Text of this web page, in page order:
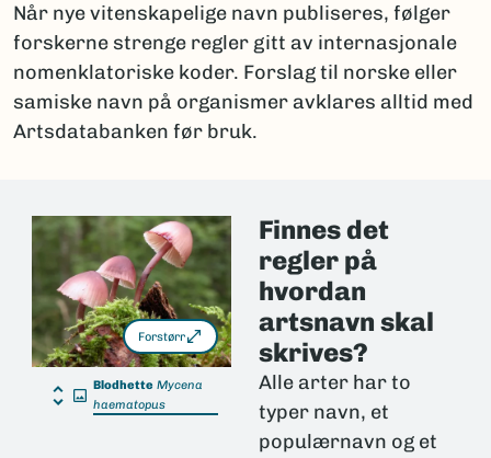
Når nye vitenskapelige navn publiseres, følger
forskerne strenge regler gitt av internasjonale
nomenklatoriske koder. Forslag til norske eller
samiske navn på organismer avklares alltid med
Artsdatabanken før bruk.
Forstørr
Blodhette Mycena
haematopus
Finnes det
regler på
hvordan
artsnavn skal
skrives?
Alle arter har to
typer navn, et
populærnavn og et